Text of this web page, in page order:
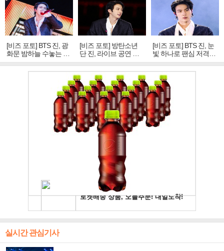
[비즈 포토] BTS 진, 광
화문 밤하늘 수놓는 '비
주얼 킹'의 열창
[비즈 포토] 방탄소년
단 진, 라이브 공연 중
빛나는 독보적 아우라
[비즈 포토] BTS 진, 눈
빛 하나로 팬심 저격…
독보적 카리스마
실시간 관심기사